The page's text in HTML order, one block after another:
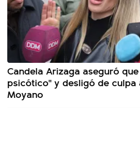
Candela Arizaga aseguró
psicótico" y desligó de culpa
Moyano